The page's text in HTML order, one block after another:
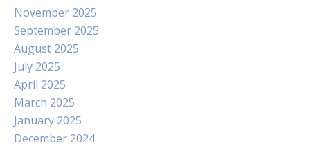
November 2025
September 2025
August 2025
July 2025
April 2025
March 2025
January 2025
December 2024